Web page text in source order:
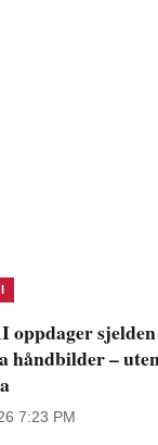
oppdager sjelden
håndbilder –
7:23 PM